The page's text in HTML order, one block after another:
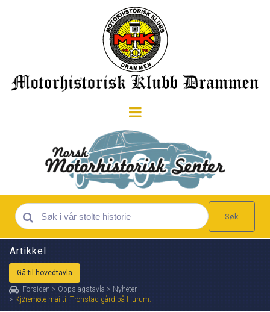
Søk
Artikkel
Gå til hovedtavla
Forsiden > Oppslagstavla > Nyheter
> Kjøremøte mai til Tronstad gård på Hurum.